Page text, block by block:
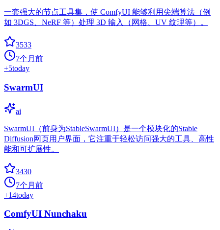
一套强大的节点工具集，使 ComfyUI 能够利用尖端算法（例
如 3DGS、NeRF 等）处理 3D 输入（网格、UV 纹理等）。
3533
7个月前
+5today
SwarmUI
ai
SwarmUI（前身为StableSwarmUI）是一个模块化的Stable
Diffusion网页用户界面，它注重于轻松访问强大的工具、高性
能和可扩展性。
3430
7个月前
+14today
ComfyUI Nunchaku